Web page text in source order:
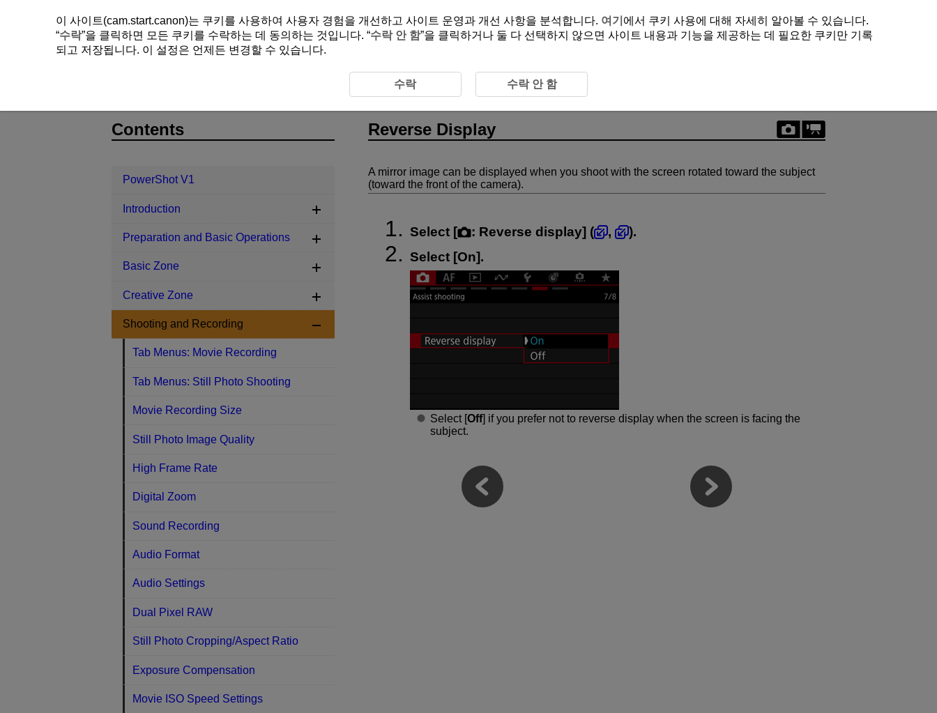
Reverse Display
A mirror image can be displayed when you shoot with the screen rotated toward the subject
(toward the front of the camera).
Select [ : Reverse display] ( ,
).
Select [On].
Select [Off] if you prefer not to reverse display when the screen is facing the
subject.
Contents
PowerShot V1
Introduction
Preparation and Basic Operations
Basic Zone
Creative Zone
Shooting and Recording
Tab Menus: Movie Recording
Tab Menus: Still Photo Shooting
Movie Recording Size
Still Photo Image Quality
High Frame Rate
Digital Zoom
Sound Recording
Audio Format
Audio Settings
Dual Pixel RAW
Still Photo Cropping/Aspect Ratio
Exposure Compensation
Movie ISO Speed Settings
이 사이트(cam.start.canon)는 쿠키를 사용하여 사용자 경험을 개선하고 사이트 운영과 개선 사항을 분석합니다. 여기 에서 쿠키 사용에 대해 자세히 알아볼 수 있습니다.
“수락”을 클릭하면 모든 쿠키를 수락하는 데 동의하는 것입니다. “수락 안 함”을 클릭하거나 둘 다 선택하지 않으면 사이트 내용과 기능을 제공하는 데 필요한 쿠키만 기록
되고 저장됩니다. 이 설정은 언제든 변경할 수 있습니다.
수락 수락 안 함